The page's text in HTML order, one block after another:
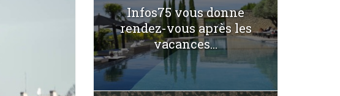
Infos75 vous donne
rendez-vous après les
vacances...